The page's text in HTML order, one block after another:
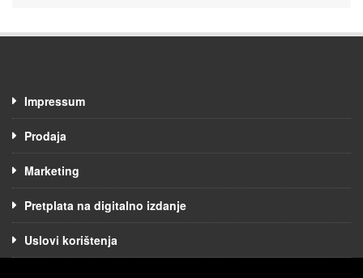
Impressum
Prodaja
Marketing
Pretplata na digitalno izdanje
Uslovi korištenja